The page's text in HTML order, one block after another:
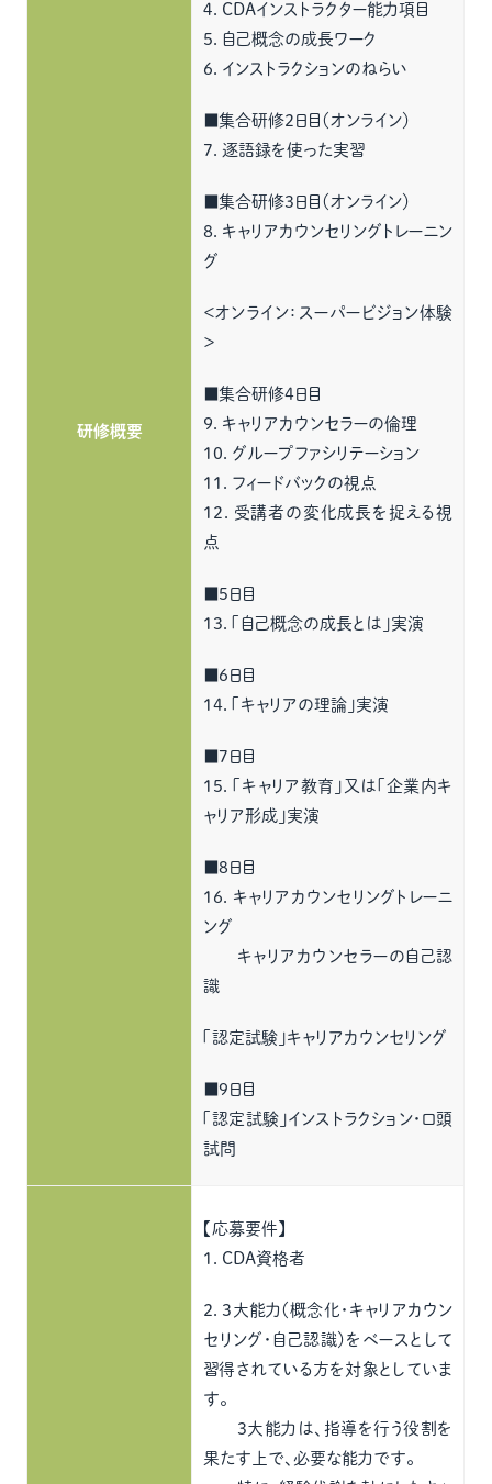
研修概要
４．CDAインストラクター能力項目
５．自己概念の成長ワーク
６．インストラクションのねらい
■集合研修2日目（オンライン）
７．逐語録を使った実習
■集合研修3日目（オンライン）
８．キャリアカウンセリングトレーニン
グ
＜オンライン：スーパービジョン体験
＞
■集合研修4日目
９．キャリアカウンセラーの倫理
10．グループファシリテーション
11．フィードバックの視点
12．受講者の変化成長を捉える視
点
■5日目
13．「自己概念の成長とは」実演
■6日目
14．「キャリアの理論」実演
■7日目
15．「キャリア教育」又は「企業内キ
ャリア形成」実演
■8日目
16．キャリアカウンセリングトレーニ
ング
キャリアカウンセラーの自己認
識
「認定試験」キャリアカウンセリング
■9日目
「認定試験」インストラクション・口頭
試問
【応募要件】
１．CDA資格者
２．3大能力（概念化・キャリアカウン
セリング・自己認識）をベースとして
習得されている方を対象としていま
す。
3大能力は、指導を行う役割を
果たす上で、必要な能力です。